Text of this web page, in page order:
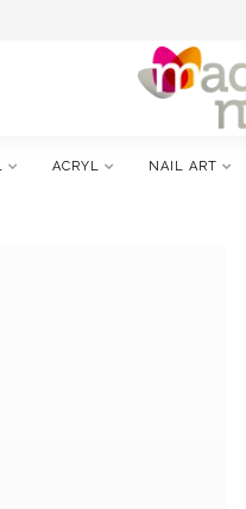
ACRYL NAIL ART